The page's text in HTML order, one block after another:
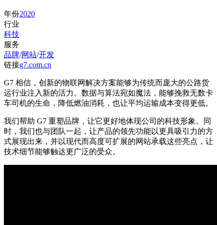
年份2020
行业
科技
服务
品牌/网站/开发
链接g7.com.cn
G7 相信，创新的物联网解决方案能够为传统而庞大的公路货
运行业注入新的活力。数据与算法宛如魔法，能够挽救无数卡
车司机的生命，降低燃油消耗，也让平均运输成本变得更低。
我们帮助 G7 重塑品牌，让它更好地体现公司的科技形象。同
时，我们也与团队一起，让产品的领先功能以更具吸引力的方
式展现出来，并以现代而高度可扩展的网站承载这些亮点，让
技术细节能够触达更广泛的受众。